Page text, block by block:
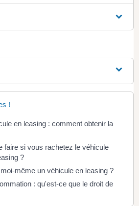
!
en leasing : comment obtenir la
faire si vous rachetez le véhicule
?
même un véhicule en leasing ?
: qu'est-ce que le droit de